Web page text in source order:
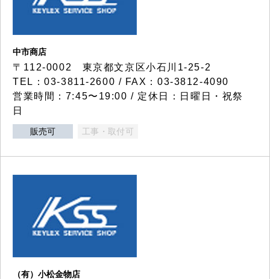
中市商店
〒112-0002 東京都文京区小石川1-25-2
TEL：03-3811-2600 / FAX：03-3812-4090
営業時間：7:45〜19:00 / 定休日：日曜日・祝祭
日
販売可 工事・取付可
（有）小松金物店